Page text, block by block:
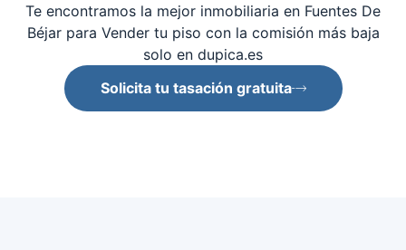
Te encontramos la mejor inmobiliaria en Fuentes De
Béjar para Vender tu piso con la comisión más baja
solo en dupica.es
Solicita tu tasación gratuita